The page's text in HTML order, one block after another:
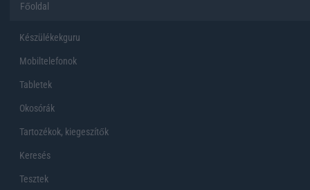
Főoldal
Készülékekguru
Mobiltelefonok
Tabletek
Okosórák
Tartozékok, kiegeszítők
Keresés
Tesztek